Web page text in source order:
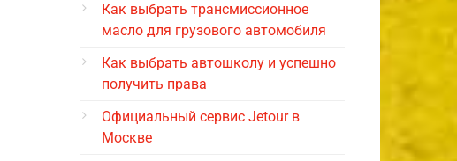
Как выбрать трансмиссионное
масло для грузового автомобиля
Как выбрать автошколу и успешно
получить права
Официальный сервис Jetour в
Москве